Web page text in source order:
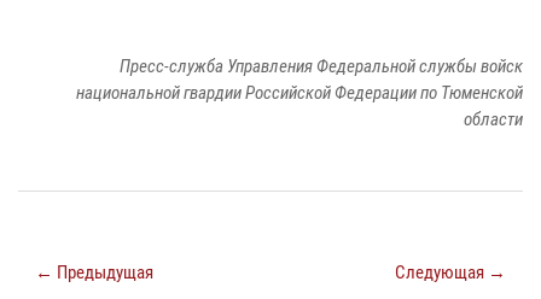
Пресс-служба Управления Федеральной службы войск
национальной гвардии Российской Федерации по Тюменской
области
← Предыдущая Следующая →